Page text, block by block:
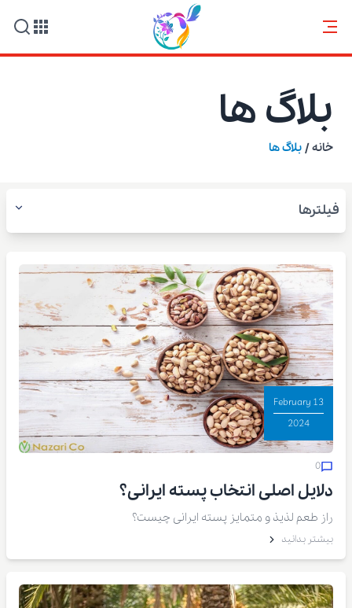
بلاگ ها
خانه / بلاگ ها
فیلترها
13 February
2024
0
دلایل اصلی انتخاب پسته ایرانی؟
راز طعم لذیذ و متمایز پسته ایرانی چیست؟
بیشتر بدانید